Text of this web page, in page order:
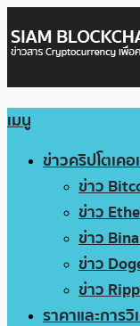
เมนู
ข่าวคริปโตเคอ
ข่าว
ข่าว
ข่าว
ข่าว
ข่าว
ราคาและการวิ